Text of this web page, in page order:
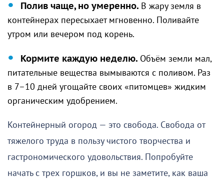
Полив чаще, но умеренно. В жару земля в
контейнерах пересыхает мгновенно. Поливайте
утром или вечером под корень.
Кормите каждую неделю. Объём земли мал,
питательные вещества вымываются с поливом. Раз
в 7–10 дней угощайте своих «питомцев» жидким
органическим удобрением.
Контейнерный огород — это свобода. Свобода от
тяжелого труда в пользу чистого творчества и
гастрономического удовольствия. Попробуйте
начать с трех горшков, и вы не заметите, как ваша